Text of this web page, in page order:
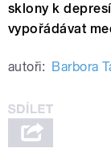
sklony k
vypořádávat
autoři: Barbora